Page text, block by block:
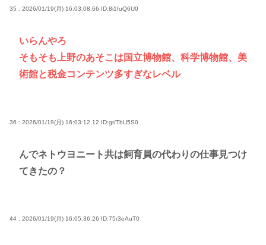
35 : 2026/01/19(月) 16:03:08.66 ID:8i1fuQ6U0
いらんやろ
そもそも上野のあそこは国立博物館、科学博物館、美
術館と税金コンテンツ多すぎなレベル
36 : 2026/01/19(月) 16:03:12.12 ID:gr/TbU5S0
んでネトウヨニート共は飼育員の代わりの仕事見つけ
てきたの？
44 : 2026/01/19(月) 16:05:36.26 ID:75r3eAuT0